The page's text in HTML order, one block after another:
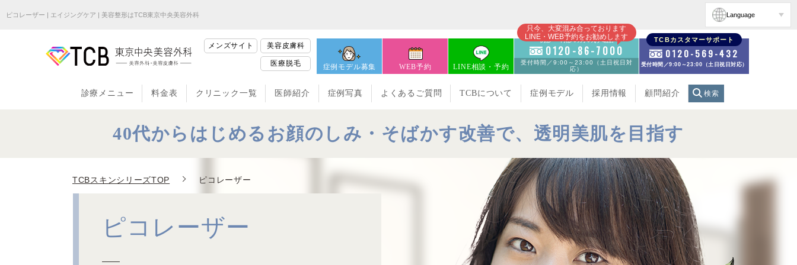
ピコレーザー | エイジングケア | 美容整形はTCB東京中央美容外科 Language
メンズサイト 美容皮膚科
医療脱毛 症例モデル募集 WEB予約 LINE相談・予約
只今、大変混み合っております
LINE・WEB予約をお勧めします
初診・再診の方のお電話
0120-86-7000
受付時間／9:00～23:00（土日祝日対
応）
TCBカスタマーサポート
0120-569-432
受付時間／9:00～23:00（土日祝日対応）
診療メニュー 料金表 クリニック一覧 医師紹介 症例写真 よくあるご質問 TCBについて 症例モデル 採用情報 顧問紹介 検索
40代からはじめるお顔のしみ・ そばかす改善で、透明美肌を目指す
TCBスキンシリーズTOP ピコレーザー
ピコレーザー